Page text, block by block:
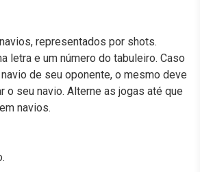
representados por shots.
letra e um número do tabuleiro. Caso
de seu oponente, o mesmo deve
o seu navio. Alterne as jogas até que
navios.